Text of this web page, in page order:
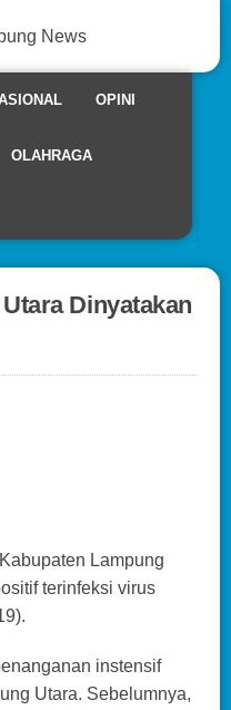
OPINI
OLAHRAGA
Dinyatakan
Lampung
terinfeksi virus
instensif
Utara. Sebelumnya,